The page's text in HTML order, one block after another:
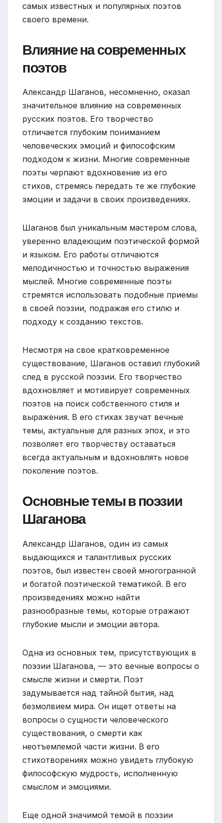
самых известных и популярных поэтов
своего времени.
Влияние на современных
поэтов
Александр Шаганов, несомненно, оказал
значительное влияние на современных
русских поэтов. Его творчество
отличается глубоким пониманием
человеческих эмоций и философским
подходом к жизни. Многие современные
поэты черпают вдохновение из его
стихов, стремясь передать те же глубокие
эмоции и задачи в своих произведениях.
Шаганов был уникальным мастером слова,
уверенно владеющим поэтической формой
и языком. Его работы отличаются
мелодичностью и точностью выражения
мыслей. Многие современные поэты
стремятся использовать подобные приемы
в своей поэзии, подражая его стилю и
подходу к созданию текстов.
Несмотря на свое кратковременное
существование, Шаганов оставил глубокий
след в русской поэзии. Его творчество
вдохновляет и мотивирует современных
поэтов на поиск собственного стиля и
выражения. В его стихах звучат вечные
темы, актуальные для разных эпох, и это
позволяет его творчеству оставаться
всегда актуальным и вдохновлять новое
поколение поэтов.
Основные темы в поэзии
Шаганова
Александр Шаганов, один из самых
выдающихся и талантливых русских
поэтов, был известен своей многогранной
и богатой поэтической тематикой. В его
произведениях можно найти
разнообразные темы, которые отражают
глубокие мысли и эмоции автора.
Одна из основных тем, присутствующих в
поэзии Шаганова, — это вечные вопросы о
смысле жизни и смерти. Поэт
задумывается над тайной бытия, над
безмолвием мира. Он ищет ответы на
вопросы о сущности человеческого
существования, о смерти как
неотъемлемой части жизни. В его
стихотворениях можно увидеть глубокую
философскую мудрость, исполненную
смыслом и эмоциями.
Еще одной значимой темой в поэзии